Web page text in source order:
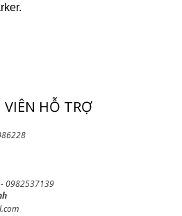
VIÊN HỖ TRỢ
- 0982537139